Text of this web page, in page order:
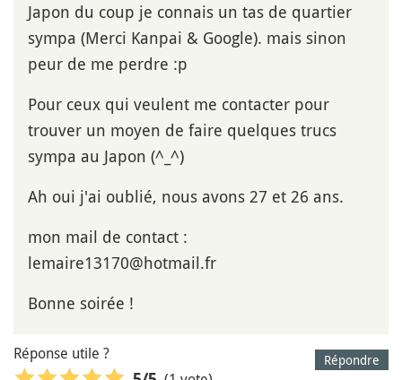
Japon du coup je connais un tas de quartier
sympa (Merci Kanpai & Google). mais sinon
peur de me perdre :p
Pour ceux qui veulent me contacter pour
trouver un moyen de faire quelques trucs
sympa au Japon (^_^)
Ah oui j'ai oublié, nous avons 27 et 26 ans.
mon mail de contact :
lemaire13170@hotmail.fr
Bonne soirée !
Répondre
Réponse utile ?